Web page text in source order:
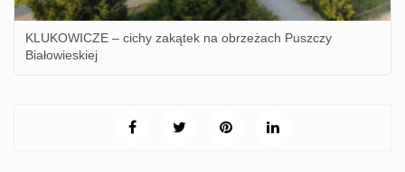
KLUKOWICZE – cichy zakątek na obrzeżach Puszczy
Białowieskiej